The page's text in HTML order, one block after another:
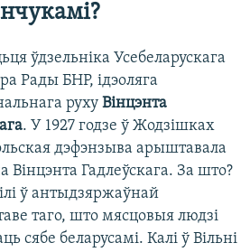
ўдзельніка Усебеларускага
Рады БНР, ідэоляга
руху Вінцэнта
. У 1927 годзе ў Жодзішках
дэфэнзыва арыштавала
Вінцэнта Гадлеўскага. За што?
ў антыдзяржаўнай
таго, што мясцовыя людзі
сябе беларусамі. Калі ў Вільні